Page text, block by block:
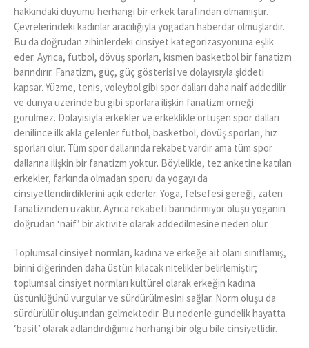
hakkındaki duyumu herhangi bir erkek tarafından olmamıştır.
Çevrelerindeki kadınlar aracılığıyla yogadan haberdar olmuşlardır.
Bu da doğrudan zihinlerdeki cinsiyet kategorizasyonuna eşlik
eder. Ayrıca, futbol, dövüş sporları, kısmen basketbol bir fanatizm
barındırır. Fanatizm, güç, güç gösterisi ve dolayısıyla şiddeti
kapsar. Yüzme, tenis, voleybol gibi spor dalları daha naif addedilir
ve dünya üzerinde bu gibi sporlara ilişkin fanatizm örneği
görülmez. Dolayısıyla erkekler ve erkeklikle örtüşen spor dalları
denilince ilk akla gelenler futbol, basketbol, dövüş sporları, hız
sporları olur. Tüm spor dallarında rekabet vardır ama tüm spor
dallarına ilişkin bir fanatizm yoktur. Böylelikle, tez anketine katılan
erkekler, farkında olmadan sporu da yogayı da
cinsiyetlendirdiklerini açık ederler. Yoga, felsefesi gereği, zaten
fanatizmden uzaktır. Ayrıca rekabeti barındırmıyor oluşu yoganın
doğrudan ‘naif’ bir aktivite olarak addedilmesine neden olur.
Toplumsal cinsiyet normları, kadına ve erkeğe ait olanı sınıflamış,
birini diğerinden daha üstün kılacak nitelikler belirlemiştir;
toplumsal cinsiyet normları kültürel olarak erkeğin kadına
üstünlüğünü vurgular ve sürdürülmesini sağlar. Norm oluşu da
sürdürülür oluşundan gelmektedir. Bu nedenle gündelik hayatta
‘basit’ olarak adlandırdığımız herhangi bir olgu bile cinsiyetlidir.